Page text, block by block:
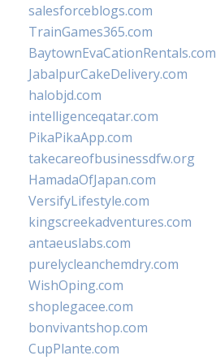
salesforceblogs.com
TrainGames365.com
BaytownEvaCationRentals.com
JabalpurCakeDelivery.com
halobjd.com
intelligenceqatar.com
PikaPikaApp.com
takecareofbusinessdfw.org
HamadaOfJapan.com
VersifyLifestyle.com
kingscreekadventures.com
antaeuslabs.com
purelycleanchemdry.com
WishOping.com
shoplegacee.com
bonvivantshop.com
CupPlante.com